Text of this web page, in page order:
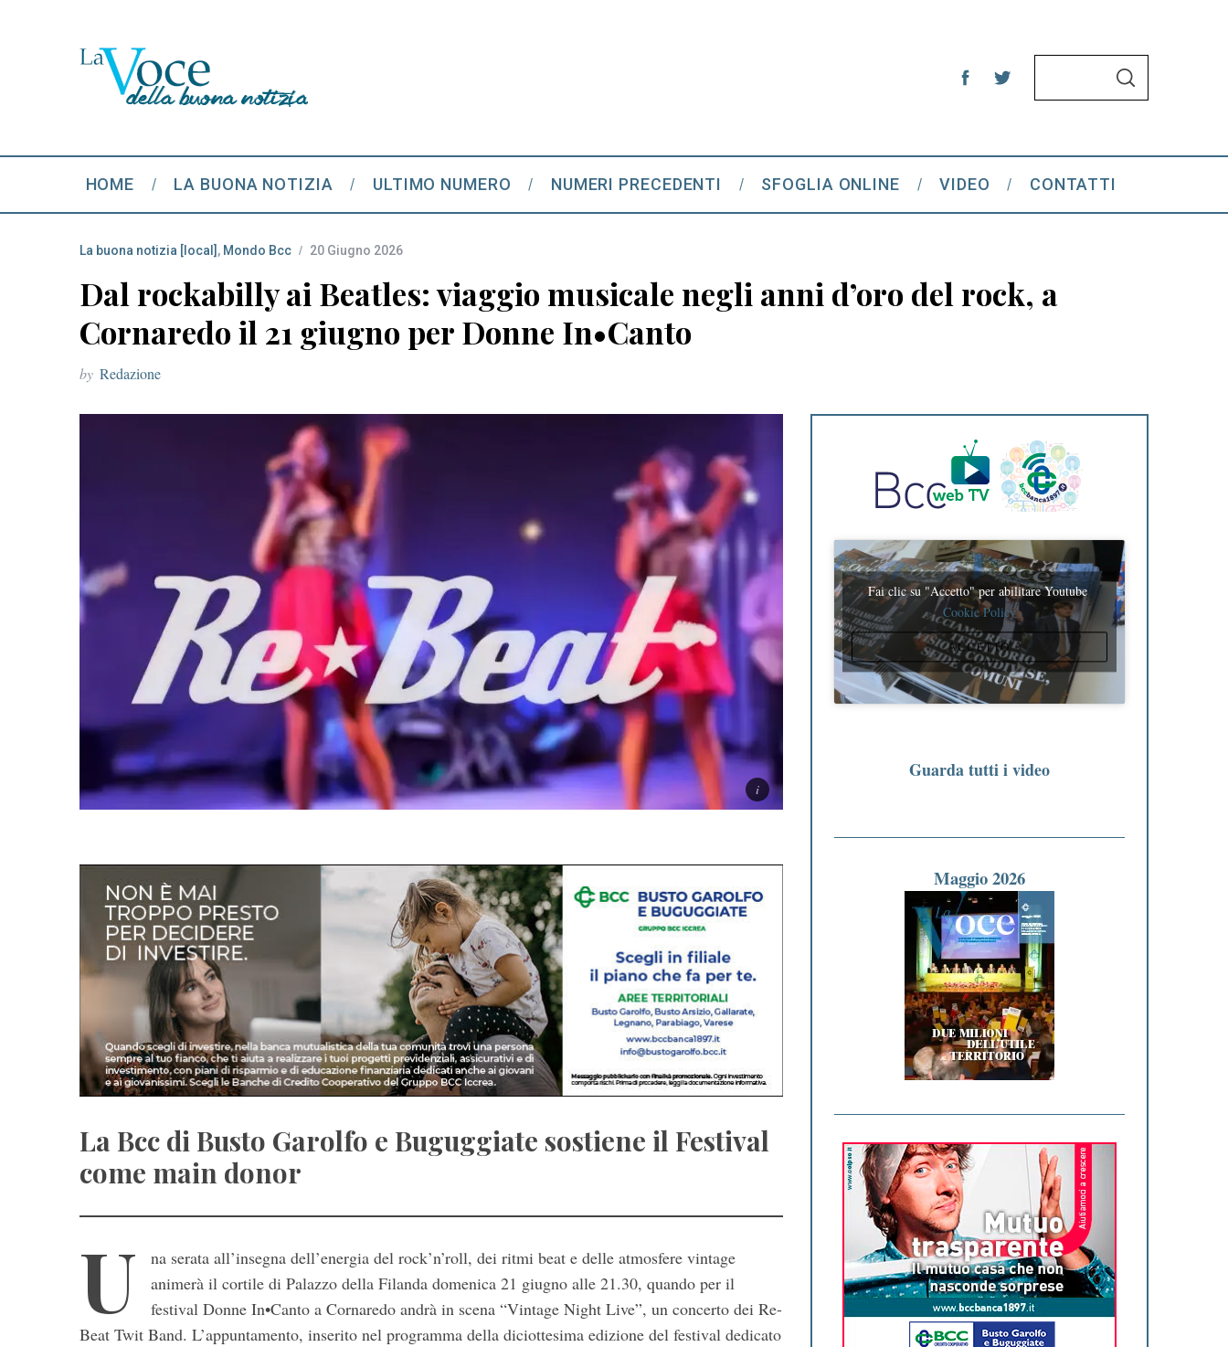
h
f
S
HOME LA BUONA NOTIZIA ULTIMO NUMERO NUMERI PRECEDENTI SFOGLIA ONLINE VIDEO CONTATTI
La buona notizia [local] , Mondo Bcc 20 Giugno 2026
Dal rockabilly ai Beatles: viaggio musicale negli anni d’oro del rock, a
Cornaredo il 21 giugno per Donne In•Canto
by Redazione
La Bcc di Busto Garolfo e Buguggiate sostiene il Festival
come main donor
U
na serata all’insegna dell’energia del rock’n’roll, dei ritmi beat e delle atmosfere vintage
animerà il cortile di Palazzo della Filanda domenica 21 giugno alle 21.30, quando per il
festival Donne In•Canto a Cornaredo andrà in scena “Vintage Night Live”, un concerto dei Re-
Beat Twit Band. L’appuntamento, inserito nel programma della diciottesima edizione del festival dedicato
Fai clic su "Accetto" per abilitare Youtube
Cookie Policy
ACCETTO
Guarda tutti i video
Maggio 2026